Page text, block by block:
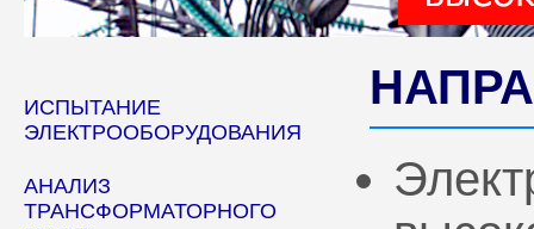
ИСПЫТАНИЕ
ЭЛЕКТРООБОРУДОВАНИЯ
АНАЛИЗ
ТРАНСФОРМАТОРНОГО